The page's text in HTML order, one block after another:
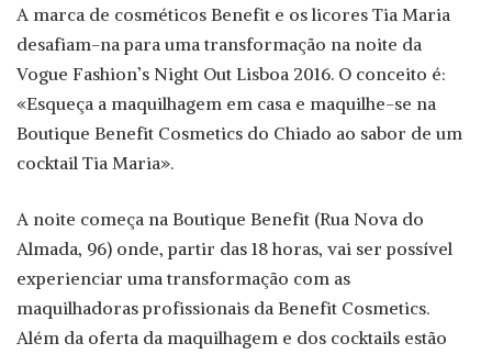
A marca de cosméticos Benefit e os licores Tia Maria
desafiam-na para uma transformação na noite da
Vogue Fashion’s Night Out Lisboa 2016. O conceito é:
«Esqueça a maquilhagem em casa e maquilhe-se na
Boutique Benefit Cosmetics do Chiado ao sabor de um
cocktail Tia Maria».
A noite começa na Boutique Benefit (Rua Nova do
Almada, 96) onde, partir das 18 horas, vai ser possível
experienciar uma transformação com as
maquilhadoras profissionais da Benefit Cosmetics.
Além da oferta da maquilhagem e dos cocktails estão